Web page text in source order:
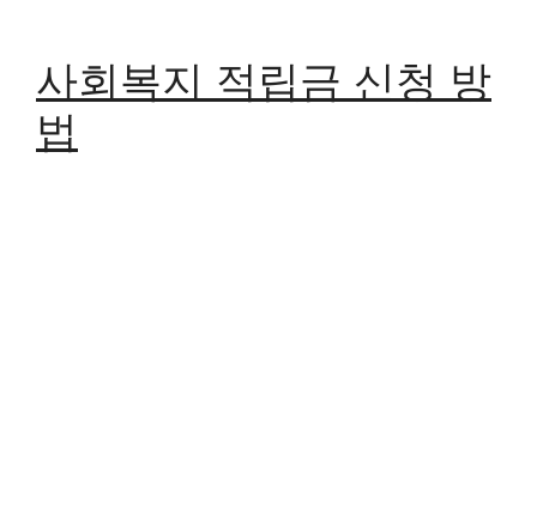
사회복지 적립금 신청 방
법